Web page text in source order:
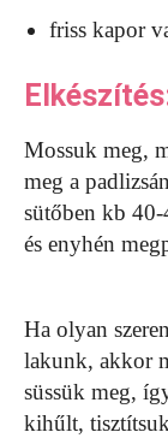
friss kapor
Mossuk meg,
meg a
sütőben kb
és enyhén
Ha olyan
lakunk, akkor
süssük meg,
kihűlt,